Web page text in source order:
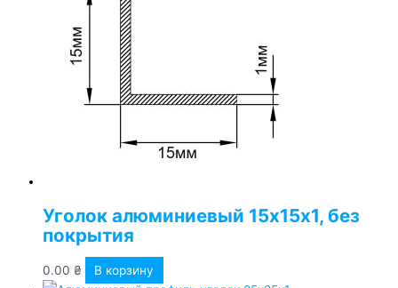
Уголок алюминиевый 15х15х1, без
покрытия
0.00 ₴ В корзину